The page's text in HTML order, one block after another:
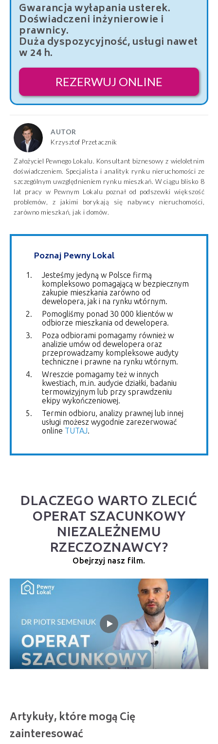
Gwarancja wyłapania usterek.
Doświadczeni inżynierowie i
prawnicy.
Duża dyspozycyjność, usługi nawet
w 24 h.
REZERWUJ ONLINE
AUTOR
Krzysztof Przetacznik
Założyciel Pewnego Lokalu. Konsultant biznesowy z wieloletnim
doświadczeniem. Specjalista i analityk rynku nieruchomości ze
szczególnym uwzględnieniem rynku mieszkań. W ciągu blisko 8
lat pracy w Pewnym Lokalu poznał od podszewki większość
problemów, z jakimi borykają się nabywcy nieruchomości,
zarówno mieszkań, jak i domów.
Poznaj Pewny Lokal
Jesteśmy jedyną w Polsce firmą
kompleksowo pomagającą w bezpiecznym
zakupie mieszkania zarówno od
dewelopera, jak i na rynku wtórnym.
Pomogliśmy ponad 30 000 klientów w
odbiorze mieszkania od dewelopera.
Poza odbiorami pomagamy również w
analizie umów od dewelopera oraz
przeprowadzamy kompleksowe audyty
techniczne i prawne na rynku wtórnym.
Wreszcie pomagamy też w innych
kwestiach, m.in. audycie działki, badaniu
termowizyjnym lub przy sprawdzeniu
ekipy wykończeniowej.
Termin odbioru, analizy prawnej lub innej
usługi możesz wygodnie zarezerwować
online TUTAJ
DLACZEGO WARTO ZLECIĆ
OPERAT SZACUNKOWY
NIEZALEŻNEMU
RZECZOZNAWCY?
Obejrzyj nasz film.
Artykuły, które mogą Cię
zainteresować